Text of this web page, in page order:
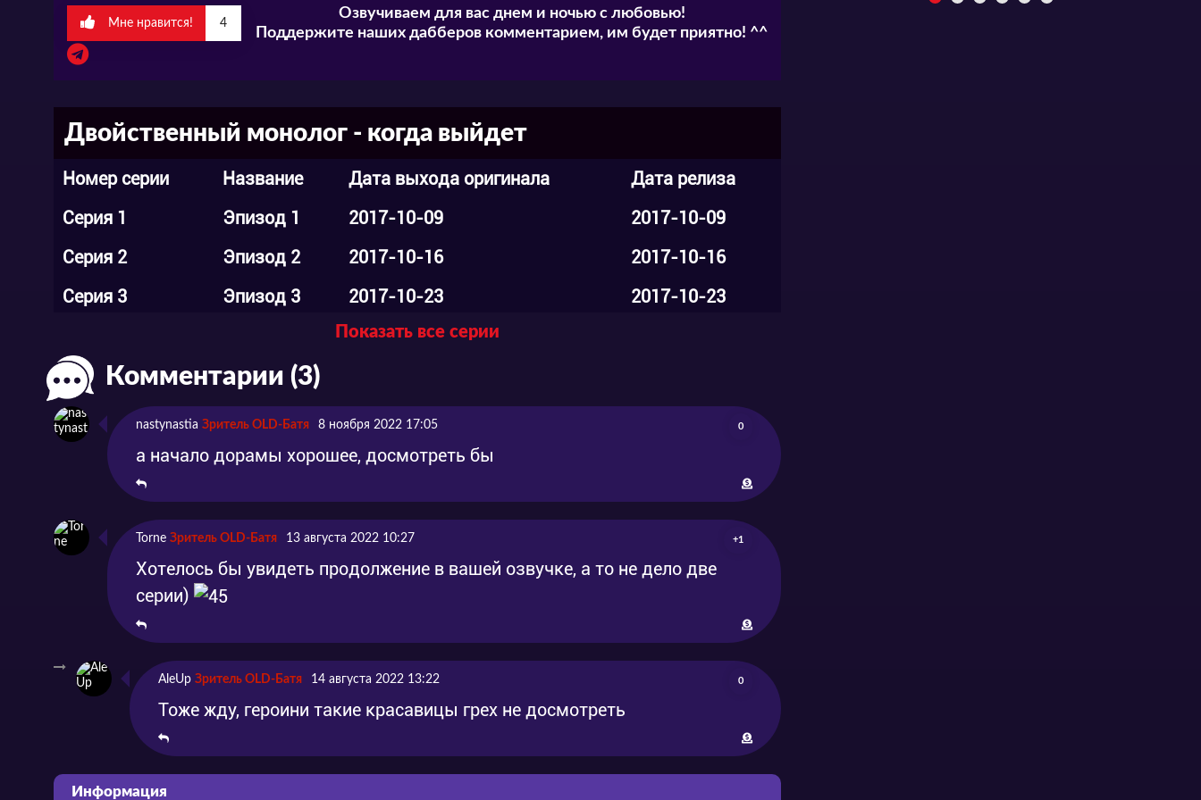
комментариях.
Мне нравится! 4
Озвучиваем для вас днем и ночью с любовью!
Поддержите наших дабберов комментарием, им будет приятно! ^^
Двойственный монолог - когда выйдет
Номер серии Название Дата выхода оригинала
Дата релиза
Серия 1
Эпизод 1 2017-10-09
2017-10-09
Серия 2
Эпизод 2 2017-10-16
2017-10-16
Серия 3
Эпизод 3 2017-10-23
2017-10-23
2017-10-30
Серия 5
Эпизод 5
Серия 6
Эпизод 6 2017-11-10
Показать все серии
Комментарии (3)
nastynastia Зритель OLD-Батя 8 ноября 2022 17:05 0
а начало дорамы хорошее, досмотреть бы
Torne Зритель OLD-Батя 13 августа 2022 10:27 +1
Хотелось бы увидеть продолжение в вашей озвучке, а то не дело две
серии)
AleUp Зритель OLD-Батя 14 августа 2022 13:22 0
Тоже жду, героини такие красавицы грех не досмотреть
Информация